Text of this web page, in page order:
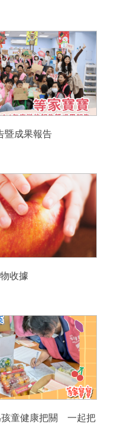
暨成果報告
收據
孩童健康把關 一起把